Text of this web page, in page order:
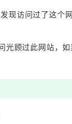
现访问过了这个
光顾过此网站，